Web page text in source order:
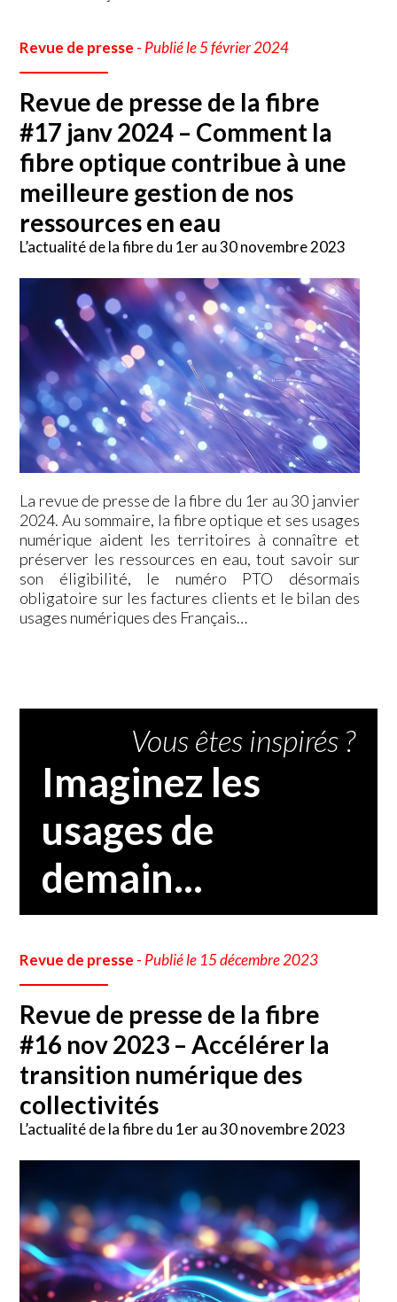
Revue de presse - Publié le 5 février 2024
Revue de presse de la fibre
#17 janv 2024 – Comment la
fibre optique contribue à une
meilleure gestion de nos
ressources en eau
L’actualité de la fibre du 1er au 30 novembre 2023
La revue de presse de la fibre du 1er au 30 janvier
2024. Au sommaire, la fibre optique et ses usages
numérique aident les territoires à connaître et
préserver les ressources en eau, tout savoir sur
son éligibilité, le numéro PTO désormais
obligatoire sur les factures clients et le bilan des
usages numériques des Français…
Vous êtes inspirés ?
Imaginez les
usages de
demain...
Revue de presse - Publié le 15 décembre 2023
Revue de presse de la fibre
#16 nov 2023 – Accélérer la
transition numérique des
collectivités
L’actualité de la fibre du 1er au 30 novembre 2023